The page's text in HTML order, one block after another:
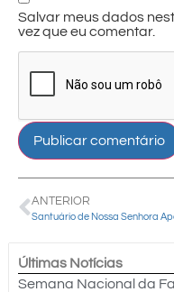
Salvar meus dados
vez que eu comentar.
ANTERIOR
Últimas Notícias
Semana Nacional da